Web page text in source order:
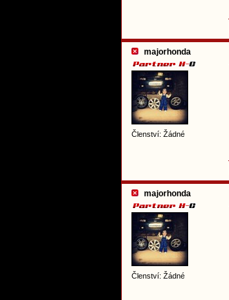
majorhonda
Členství: Žádné
majorhonda
Členství: Žádné